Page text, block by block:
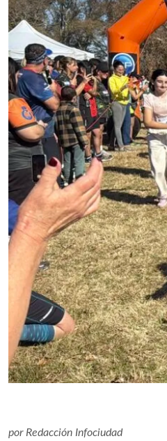
porRedacción Infociudad